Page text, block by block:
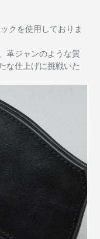
クを使用しておりま
革ジャンのような質
な仕上げに挑戦いた